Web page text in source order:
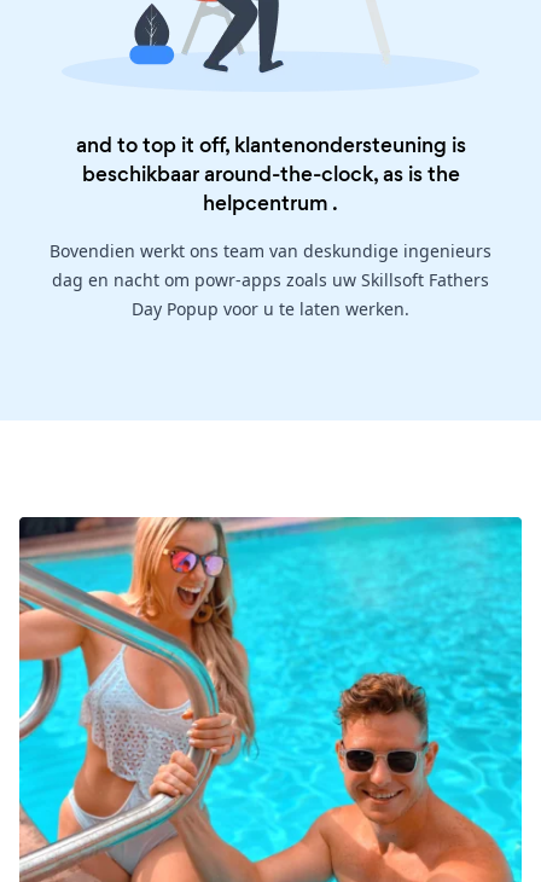
and to top it off, klantenondersteuning is
beschikbaar around-the-clock, as is the
helpcentrum .
Bovendien werkt ons team van deskundige ingenieurs
dag en nacht om powr-apps zoals uw Skillsoft Fathers
Day Popup voor u te laten werken.